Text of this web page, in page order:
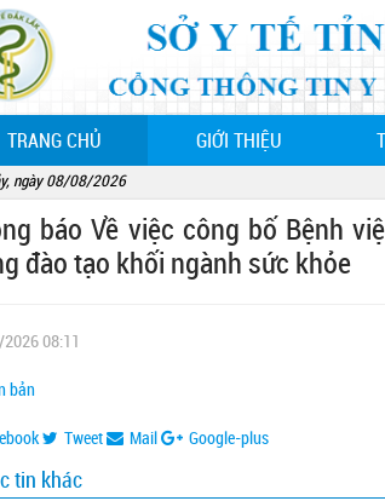
TRANG CHỦ(CURRENT) GIỚI THIỆU
ngày 08/08/2026
báo Về việc công bố Bệnh
đào tạo khối ngành sức khỏe
08:11
bản
Tweet Mail Google-plus
tin khác